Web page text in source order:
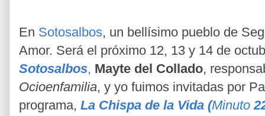
En Sotosalbos, un bellísimo pueblo de
Amor. Será el próximo 12, 13 y 14 de
Sotosalbos, Mayte del Collado,
Ocioenfamilia, y yo fuimos invitadas por
programa, La Chispa de la Vida (Minuto